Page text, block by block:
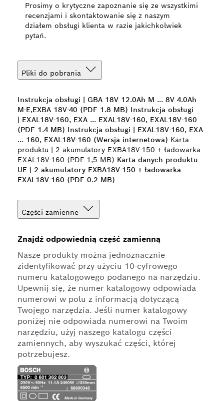
Prosimy o krytyczne zapoznanie się ze wszystkimi
recenzjami i skontaktowanie się z naszym
działem obsługi klienta w razie jakichkolwiek
pytań.
Pliki do pobrania
Instrukcja obsługi | GBA 18V 12.0Ah M ... 8V 4.0Ah
M-E,EXBA 18V-40 (PDF 1.8 MB) Instrukcja obsługi
| EXAL18V-160, EXA ... EXAL18V-160, EXAL18V-160
(PDF 1.4 MB) Instrukcja obsługi | EXAL18V-160, EXA
... 160, EXAL18V-160 (Wersja internetowa) Karta
produktu | 2 akumulatory EXBA18V-150 + ładowarka
EXAL18V-160 (PDF 1,5 MB) Karta danych produktu
UE | 2 akumulatory EXBA18V-150 + ładowarka
EXAL18V-160 (PDF 0.2 MB)
Części zamienne
Znajdź odpowiednią część zamienną
Nasze produkty można jednoznacznie
zidentyfikować przy użyciu 10-cyfrowego
numeru katalogowego podanego na narzędziu.
Upewnij się, że numer katalogowy odpowiada
numerowi w polu z informacją dotyczącą
Twojego narzędzia. Jeśli numer katalogowy
poniżej nie odpowiada numerowi na Twoim
narzędziu, użyj naszego katalogu części
zamiennych, aby wyszukać części, której
potrzebujesz.